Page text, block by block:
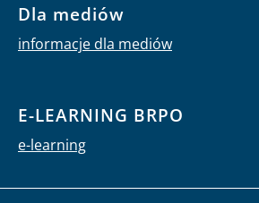
Dla mediów
informacje dla mediów
E-LEARNING BRPO
e-learning